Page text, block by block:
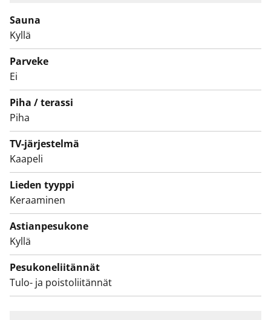
jossa asukasvalinta perustuu asunnon tarpeen
kiireellisyyteen, hakijoiden tuloihin ja varallisuuteen,
sekä asunnon tarpeen syyhyn.
Sauna
Kyllä
Parveke
Ei
Piha / terassi
Piha
TV-järjestelmä
Kaapeli
Lieden tyyppi
Keraaminen
Astianpesukone
Kyllä
Pesukoneliitännät
Tulo- ja poistoliitännät